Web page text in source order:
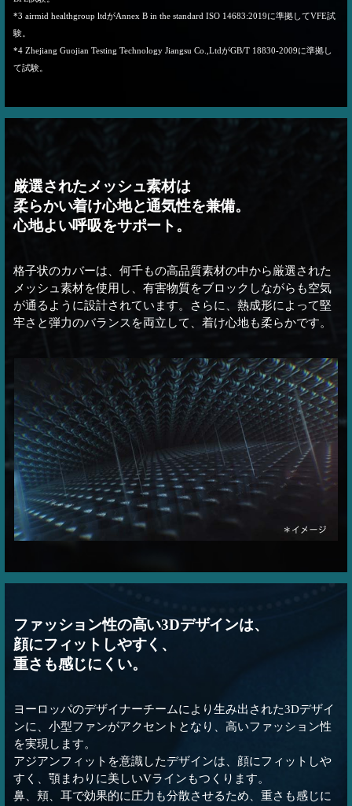
*3 airmid healthgroup ltdがAnnex B in the standard ISO 14683:2019に準拠してVFE試
験。
*4 Zhejiang Guojian Testing Technology Jiangsu Co.,LtdがGB/T 18830-2009に準拠し
て試験。
厳選されたメッシュ素材は
柔らかい着け心地と通気性を兼備。
心地よい呼吸をサポート。
格子状のカバーは、何千もの高品質素材の中から厳選された
メッシュ素材を使用し、有害物質をブロックしながらも空気
が通るように設計されています。さらに、熱成形によって堅
牢さと弾力のバランスを両立して、着け心地も柔らかです。
ファッション性の高い3Dデザインは、
顔にフィットしやすく、
重さも感じにくい。
ヨーロッパのデザイナーチームにより生み出された3Dデザイ
ンに、小型ファンがアクセントとなり、高いファッション性
を実現します。
アジアンフィットを意識したデザインは、顔にフィットしや
すく、顎まわりに美しいVラインもつくります。
鼻、頬、耳で効果的に圧力も分散させるため、重さも感じに